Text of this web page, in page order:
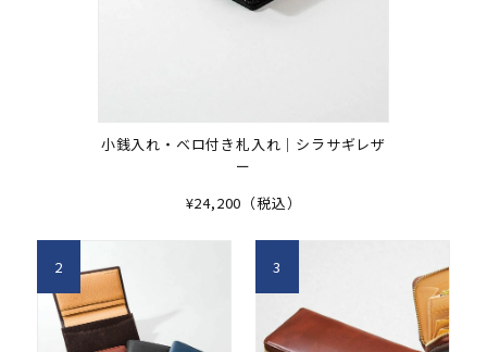
小銭入れ・ベロ付き札入れ｜シラサギレザ
ー
¥24,200（税込）
2 3